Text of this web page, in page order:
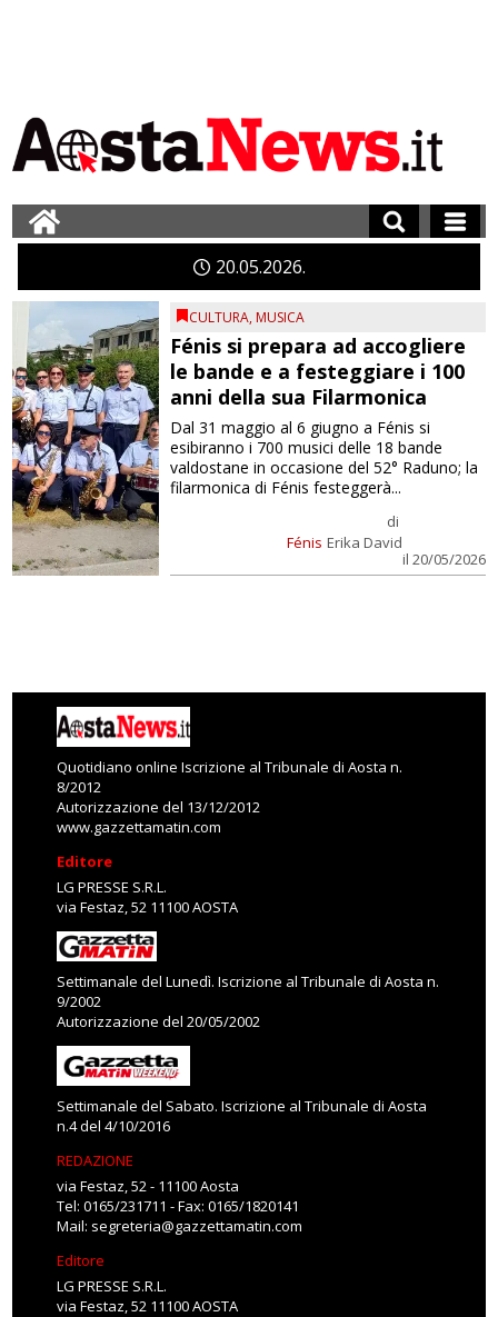
2005 2026
CULTURA, MUSICA
Fénis si prepara ad accogliere
le bande e a festeggiare i 100
anni della sua Filarmonica
Fénis
di
Erika David
il 20/05/2026
Dal 31 maggio al 6 giugno a Fénis si
esibiranno i 700 musici delle 18 bande
valdostane in occasione del 52° Raduno; la
filarmonica di Fénis festeggerà...
Quotidiano online Iscrizione al Tribunale di Aosta n.
8/2012
Autorizzazione del 13/12/2012
www.gazzettamatin.com
Editore
LG PRESSE S.R.L.
via Festaz, 52 11100 AOSTA
Settimanale del Lunedì. Iscrizione al Tribunale di Aosta n.
9/2002
Autorizzazione del 20/05/2002
Settimanale del Sabato. Iscrizione al Tribunale di Aosta
n.4 del 4/10/2016
REDAZIONE
via Festaz, 52 - 11100 Aosta
Tel: 0165/231711 - Fax: 0165/1820141
Mail: segreteria@gazzettamatin.com
Editore
LG PRESSE S.R.L.
via Festaz, 52 11100 AOSTA